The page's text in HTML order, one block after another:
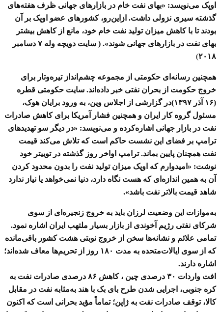
اوپک می‌نویسد: «بهای نفت خام در بازارهای جهانی ظرف هفته‌های
گذشته سیری نزولی داشت. ازاین‌رو، کشورهای عضو اوپک بر آن
بودند تا با کاهش میزان تولید نفت خام خود، مانع از کاهش بیشتر
بهای نفت در بازارهای جهانی شوند». ( سایت دویچه وله ۷ دسامبر
۲۰۱۸)
همچنین رسانه‌ای حکومتی از مجموعه چشم‌انداز تیره‌وتار برای
خروج حکومت از بحران نفتی خبر داده‌اند. سایت حکومتی قطره
(۱۶ آذر ۱۳۹۷)در گزارشی از اجلاس وین، به ورود برایان هوک،
مسئول گروه کار ایران و همچنین فشار آمریکا برای کاهش صادرات
نفت در بازار جهانی اشاره‌کرده و می‌نویسد: «در دیگر سو تهدیدهای
ترامپ بر فضای این نشست حاکم است که تلاش می‌کند قیمت
نفت همچنان پایین بماند. ترامپ اواخر روز گذشته در توییتر خود
نوشت: «امیدوارم که اوپک میزان تولید نفت را بدون محدود کردن
آن به همین اندازه‌ای که هست نگاه دارد، دنیا نمی‌خواهد یا نیاز ندارد
شاهد قیمت بالاتر نفت باشد».
به‌موازات این وضعیت لرزان باید به خروج زنجیره‌ای از سوی
شرکای نفتی رژیم آخوندی از بازار بسیار ملتهب ایران اشاره نمود.
تمامی علائم و نشانه‌ها سخن از خروج نوبتی هشت کشور باقی‌مانده
که از سوی ایالات‌متحده به مدت ۱۸۰ روز از تحریم‌ها معاف شده‌اند؛
اشاره دارند.
افت واردات ۳۰ درصدی چین ، کاهش ۸۶ درصدی صادرات نفت به
کره جنوبی، اجرایی شدن طرح بای بک با هند به‌مثابه نفت در مقابل
کالا، توقف صادرات نفت به ژاپن؛ تماماً مؤید بحرانی است که اکنون